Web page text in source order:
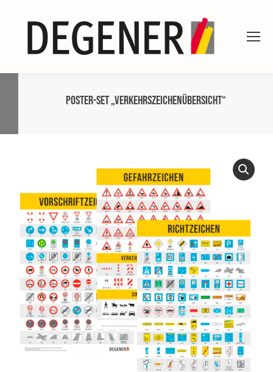
Poster-Set „Verkehrszeichenübersicht“